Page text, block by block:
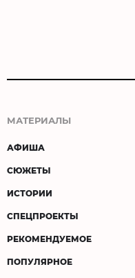
МАТЕРИАЛЫ
АФИША
СЮЖЕТЫ
ИСТОРИИ
СПЕЦПРОЕКТЫ
РЕКОМЕНДУЕМОЕ
ПОПУЛЯРНОЕ